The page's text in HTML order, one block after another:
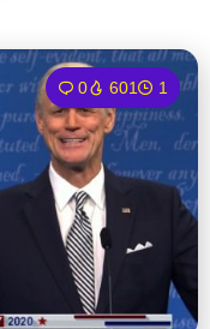
0 601 1